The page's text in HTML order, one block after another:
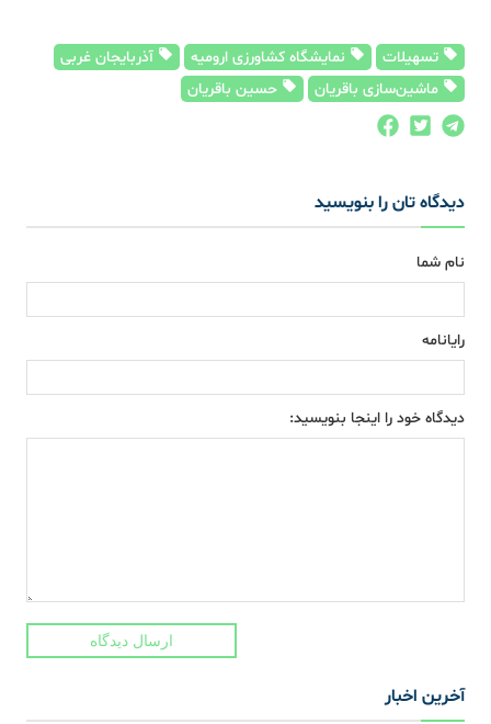
تسهیلات نمایشگاه کشاورزی ارومیه
آذربایجان غربی
ماشین‌سازی باقریان
حسین باقریان
دیدگاه تان را بنویسید
نام شما
رایانامه
دیدگاه خود را اینجا بنویسید:
ارسال دیدگاه
آخرین اخبار